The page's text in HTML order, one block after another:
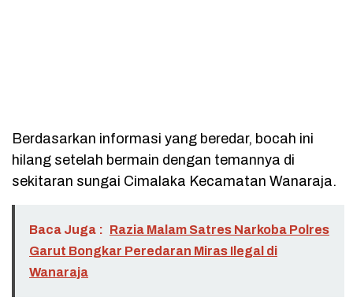
Berdasarkan informasi yang beredar, bocah ini
hilang setelah bermain dengan temannya di
sekitaran sungai Cimalaka Kecamatan Wanaraja.
Baca Juga : Razia Malam Satres Narkoba Polres
Garut Bongkar Peredaran Miras Ilegal di
Wanaraja